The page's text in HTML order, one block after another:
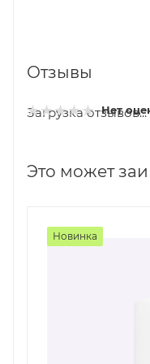
Отзывы
Нет
Загрузка отзывов...
Это может
Новинка